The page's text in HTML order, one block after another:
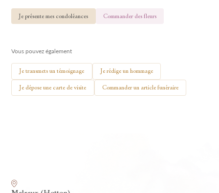
Je présente mes condoléances Commander des fleurs
Vous pouvez également
Je transmets un témoignage Je rédige un hommage
Je dépose une carte de visite Commander un article funéraire